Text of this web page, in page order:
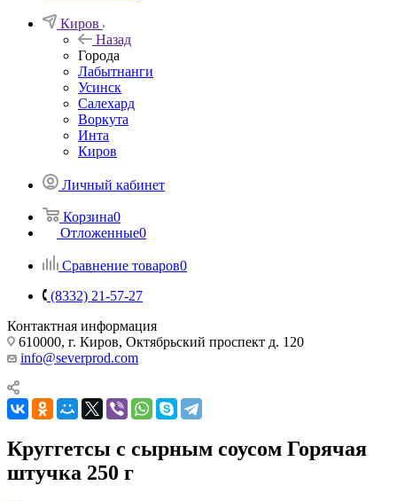
Киров
Назад
Города
Лабытнанги
Усинск
Салехард
Воркута
Инта
Киров
Личный кабинет
Корзина0
Отложенные0
Сравнение товаров0
(8332) 21-57-27
Контактная информация
610000, г. Киров, Октябрьский проспект д. 120
info@severprod.com
Круггетсы с сырным соусом Горячая
штучка 250 г